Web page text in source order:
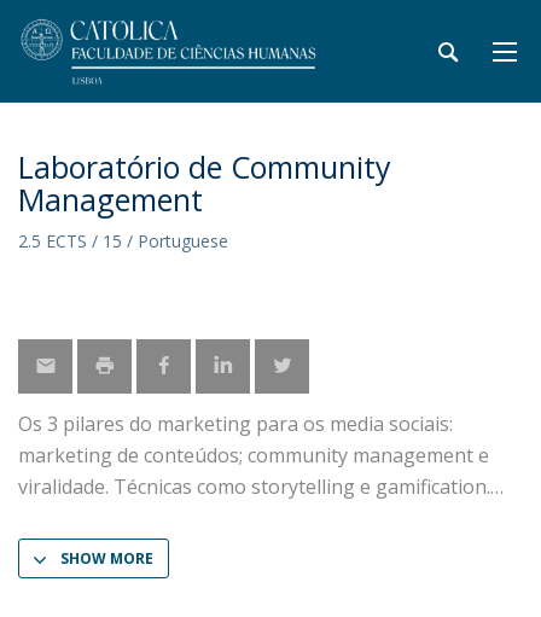
Laboratório de Community
Management
2.5 ECTS / 15 / Portuguese
Os 3 pilares do marketing para os media sociais:
marketing de conteúdos; community management e
viralidade. Técnicas como storytelling e gamification.
SHOW MORE